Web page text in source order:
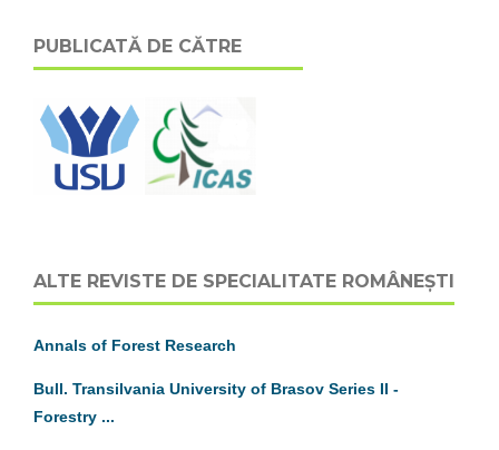
PUBLICATĂ DE CĂTRE
ALTE REVISTE DE SPECIALITATE ROMÂNEȘTI
Annals of Forest Research
Bull. Transilvania University of Brasov Series II -
Forestry ...